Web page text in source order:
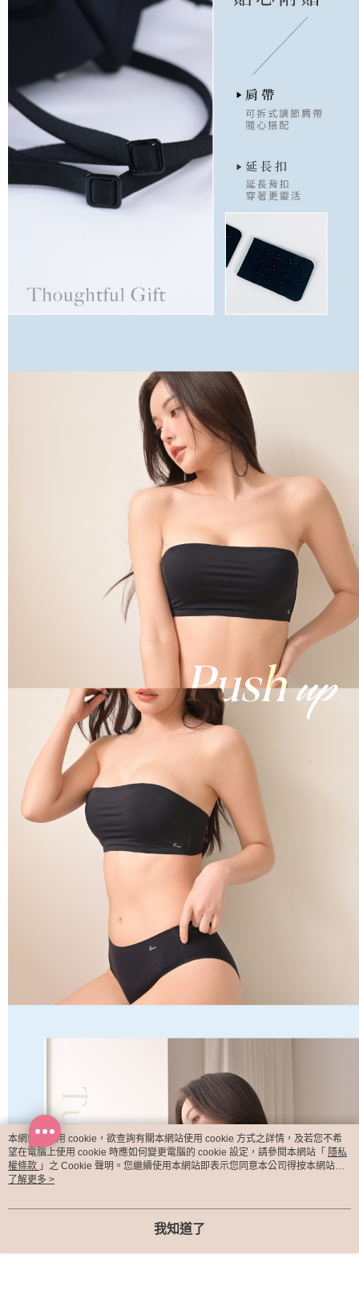
本網站中使用 cookie，欲查詢有關本網站使用 cookie 方式之詳情，及若您不希
望在電腦上使用 cookie 時應如何變更電腦的 cookie 設定，請參閱本網站「 隱私
權條款 」之 Cookie 聲明。您繼續使用本網站即表示您同意本公司得按本網站使
用條款之 Cookie 聲明使用 cookie。
了解更多 >
我知道了